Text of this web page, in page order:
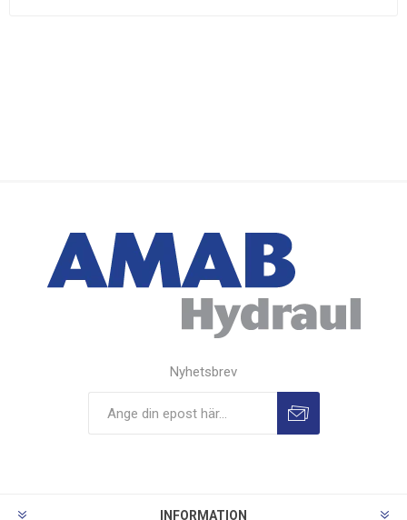
Nyhetsbrev
INFORMATION